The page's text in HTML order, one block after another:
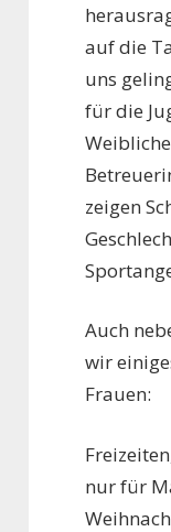
auf die
uns
für die
zeigen
Auch
wir
Frauen:
nur für